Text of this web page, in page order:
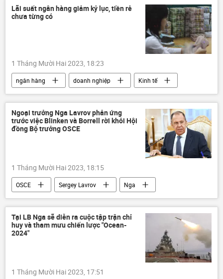
Lãi suất ngân hàng giảm kỷ lục, tiền rẻ
chưa từng có
1 Tháng Mười Hai 2023, 18:23
ngân hàng doanh nghiệp
Kinh tế
Kinh doanh
Việt Nam
Agribank
Ngân hàng Nhà nước
tiền
Ngoại trưởng Nga Lavrov phản ứng
trước việc Blinken và Borrell rời khỏi Hội
đồng Bộ trưởng OSCE
1 Tháng Mười Hai 2023, 18:15
OSCE Sergey Lavrov
Nga
phương Tây
Bộ Ngoại giao Nga
Antony Blinken
Hoa Kỳ
Thế giới
Chính trị
Châu Âu
Tại LB Nga sẽ diễn ra cuộc tập trận chỉ
huy và tham mưu chiến lược "Ocean-
2024"
1 Tháng Mười Hai 2023, 17:51